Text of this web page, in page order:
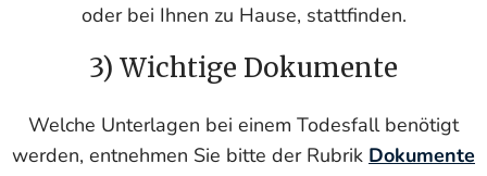
oder bei Ihnen zu Hause, stattfinden.
3) Wichtige Dokumente
Welche Unterlagen bei einem Todesfall benötigt
werden, entnehmen Sie bitte der Rubrik Dokumente